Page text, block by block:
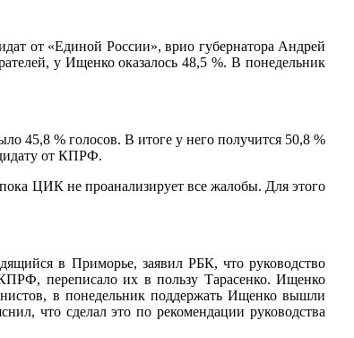
от «Единой России», врио губернатора Андрей
у Ищенко оказалось 48,5 %. В понедельник
45,8 % голосов. В итоге у него получится 50,8 %
от КПРФ.
ЦИК не проанализирует все жалобы. Для этого
в Приморье, заявил РБК, что руководство
КПРФ, переписало их в пользу Тарасенко. Ищенко
в понедельник поддержать Ищенко вышли
что сделал это по рекомендации руководства